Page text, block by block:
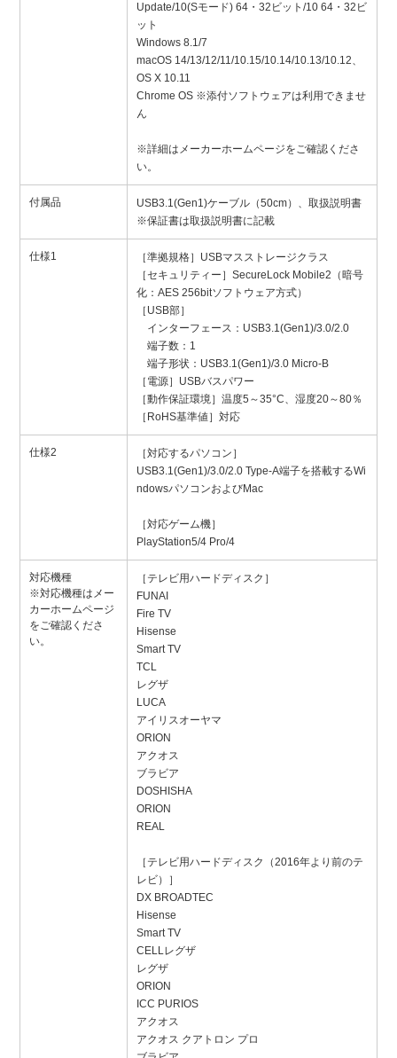
Update/10(Sモード) 64・32ビット/10 64・32ビ
ット
Windows 8.1/7
macOS 14/13/12/11/10.15/10.14/10.13/10.12、
OS X 10.11
Chrome OS ※添付ソフトウェアは利用できませ
ん
※詳細はメーカーホームページをご確認くださ
い。
付属品
USB3.1(Gen1)ケーブル（50cm）、取扱説明書
※保証書は取扱説明書に記載
仕様1
［準拠規格］USBマスストレージクラス
［セキュリティー］SecureLock Mobile2（暗号
化：AES 256bitソフトウェア方式）
［USB部］
インターフェース：USB3.1(Gen1)/3.0/2.0
端子数：1
端子形状：USB3.1(Gen1)/3.0 Micro-B
［電源］USBバスパワー
［動作保証環境］温度5～35°C、湿度20～80％
［RoHS基準値］対応
仕様2
［対応するパソコン］
USB3.1(Gen1)/3.0/2.0 Type-A端子を搭載するWi
ndowsパソコンおよびMac
［対応ゲーム機］
PlayStation5/4 Pro/4
対応機種
※対応機種はメー
カーホームページ
をご確認くださ
い。
［テレビ用ハードディスク］
FUNAI
Fire TV
Hisense
Smart TV
TCL
レグザ
LUCA
アイリスオーヤマ
ORION
アクオス
ブラビア
DOSHISHA
ORION
REAL
［テレビ用ハードディスク（2016年より前のテ
レビ）］
DX BROADTEC
Hisense
Smart TV
CELLレグザ
レグザ
ORION
ICC PURIOS
アクオス
アクオス クアトロン プロ